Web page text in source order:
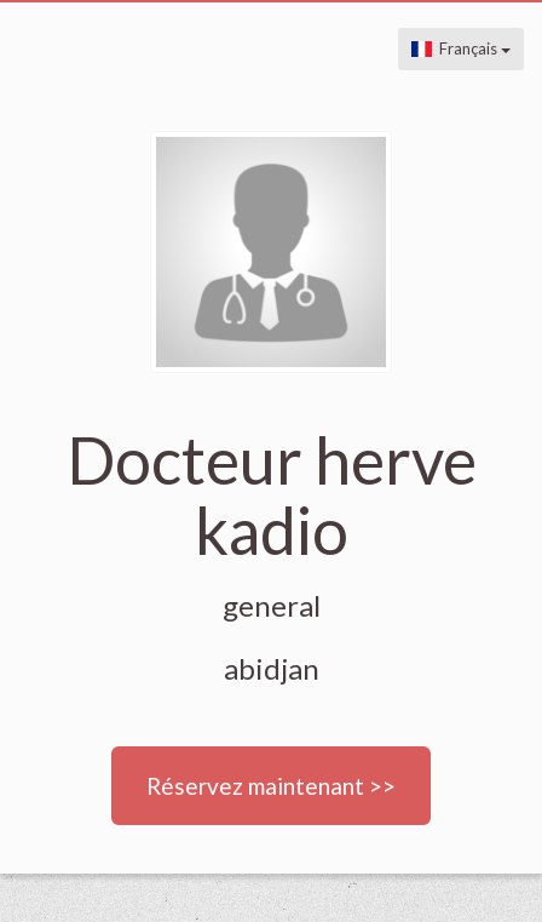
Français
Docteur herve
kadio
general
abidjan
Réservez maintenant >>